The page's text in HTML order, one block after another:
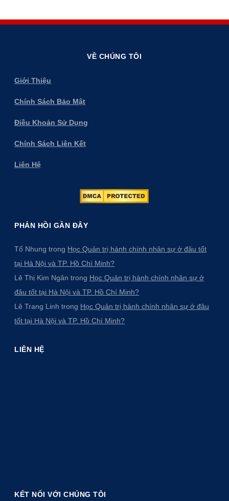
VỀ CHÚNG TÔI
Giới Thiệu
Chính Sách Bảo Mật
Điều Khoản Sử Dụng
Chính Sách Liên Kết
Liên Hệ
PHẢN HỒI GẦN ĐÂY
Tố Nhung trong Học Quản trị hành chính nhân sự ở đâu tốt
tại Hà Nội và TP. Hồ Chí Minh?
Lê Thị Kim Ngân trong Học Quản trị hành chính nhân sự ở
đâu tốt tại Hà Nội và TP. Hồ Chí Minh?
Lê Trang Linh trong Học Quản trị hành chính nhân sự ở đâu
tốt tại Hà Nội và TP. Hồ Chí Minh?
LIÊN HỆ
KẾT NỐI VỚI CHÚNG TÔI